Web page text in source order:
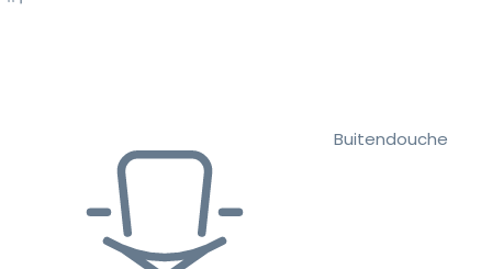
Buitendouche